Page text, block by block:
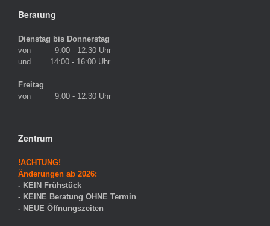
Beratung
Dienstag bis Donnerstag
von 9:00 - 12:30 Uhr
und 14:00 - 16:00 Uhr
Freitag
von 9:00 - 12:30 Uhr
Zentrum
!ACHTUNG!
Änderungen ab 2026:
- KEIN Frühstück
- KEINE Beratung OHNE Termin
- NEUE Öffnungszeiten